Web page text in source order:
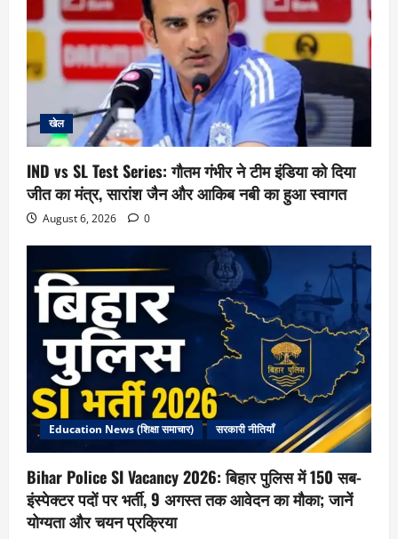
खेल
IND vs SL Test Series: गौतम गंभीर ने टीम इंडिया को दिया
जीत का मंत्र, सारांश जैन और आकिब नबी का हुआ स्वागत
August 6, 2026 0
Education News (शिक्षा समाचार) सरकारी नीतियाँ
Bihar Police SI Vacancy 2026: बिहार पुलिस में 150 सब-
इंस्पेक्टर पदों पर भर्ती, 9 अगस्त तक आवेदन का मौका; जानें
योग्यता और चयन प्रक्रिया